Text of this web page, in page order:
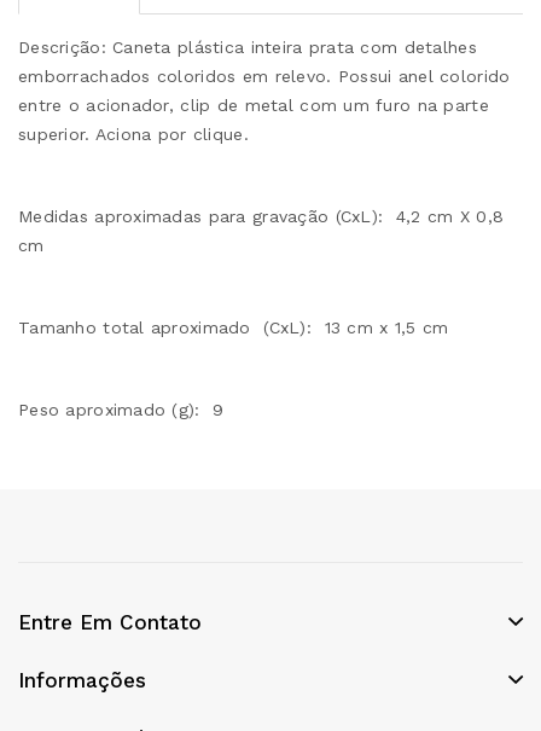
Descrição: Caneta plástica inteira prata com detalhes
emborrachados coloridos em relevo. Possui anel colorido
entre o acionador, clip de metal com um furo na parte
superior. Aciona por clique.
Medidas aproximadas para gravação (CxL): 4,2 cm X 0,8
cm
Tamanho total aproximado (CxL): 13 cm x 1,5 cm
Peso aproximado (g): 9
Entre Em Contato
Informações